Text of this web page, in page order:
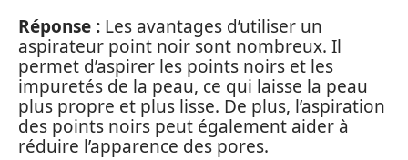
Réponse : Les avantages d’utiliser un
aspirateur point noir sont nombreux. Il
permet d’aspirer les points noirs et les
impuretés de la peau, ce qui laisse la peau
plus propre et plus lisse. De plus, l’aspiration
des points noirs peut également aider à
réduire l’apparence des pores.